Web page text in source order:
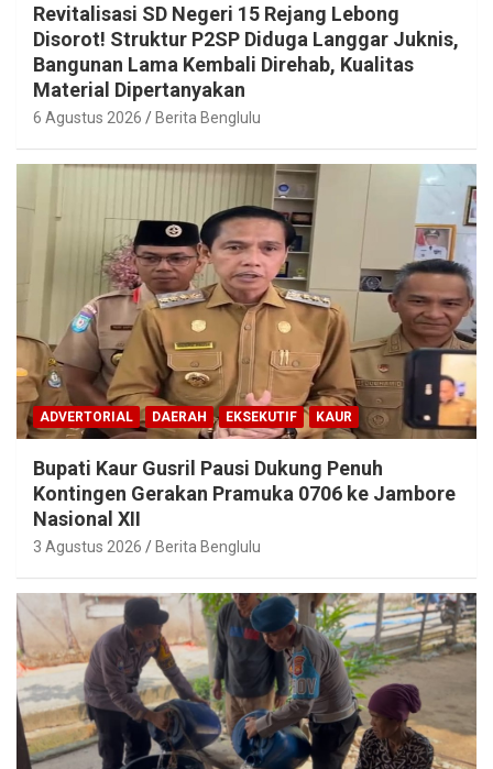
Revitalisasi SD Negeri 15 Rejang Lebong
Disorot! Struktur P2SP Diduga Langgar Juknis,
Bangunan Lama Kembali Direhab, Kualitas
Material Dipertanyakan
6 Agustus 2026 Berita Benglulu
ADVERTORIAL DAERAH EKSEKUTIF KAUR
Bupati Kaur Gusril Pausi Dukung Penuh
Kontingen Gerakan Pramuka 0706 ke Jambore
Nasional XII
3 Agustus 2026 Berita Benglulu